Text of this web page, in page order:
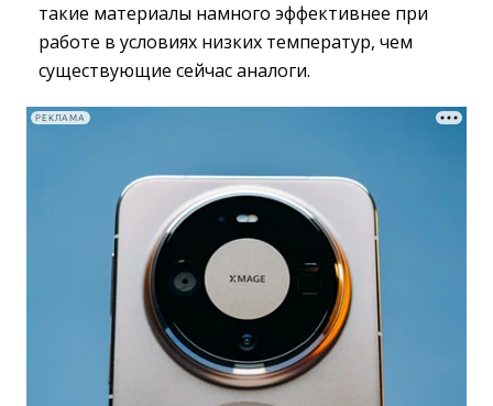
такие материалы намного эффективнее при
работе в условиях низких температур, чем
существующие сейчас аналоги.
РЕКЛАМА